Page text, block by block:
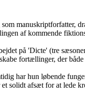
manuskriptforfatter,
af kommende
på 'Dicte' (tre
fortællinger, der
har hun løbende
solidt afsæt for at lede